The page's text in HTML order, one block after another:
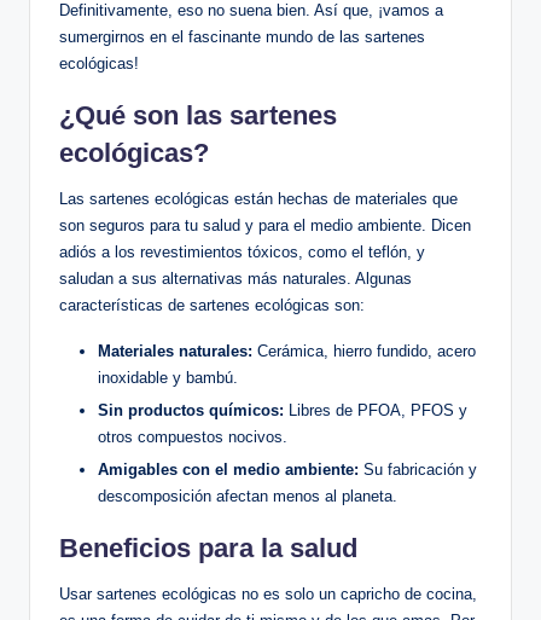
Definitivamente, eso no suena bien. Así que, ¡vamos a
sumergirnos en el fascinante mundo de las sartenes
ecológicas!
¿Qué son las sartenes
ecológicas?
Las sartenes ecológicas están hechas de materiales que
son seguros para tu salud y para el medio ambiente. Dicen
adiós a los revestimientos tóxicos, como el teflón, y
saludan a sus alternativas más naturales. Algunas
características de sartenes ecológicas son:
Materiales naturales: Cerámica, hierro fundido, acero
inoxidable y bambú.
Sin productos químicos: Libres de PFOA, PFOS y
otros compuestos nocivos.
Amigables con el medio ambiente: Su fabricación y
descomposición afectan menos al planeta.
Beneficios para la salud
Usar sartenes ecológicas no es solo un capricho de cocina,